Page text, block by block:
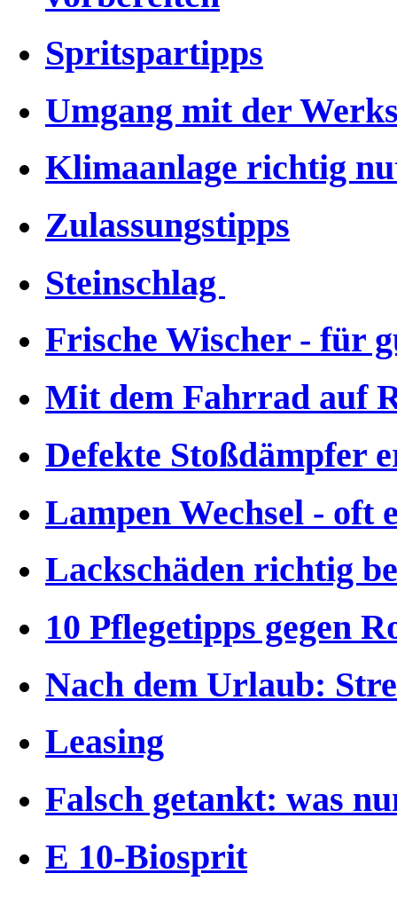
Spritspartipps
Umgang mit der
Klimaanlage richtig
Zulassungstipps
Steinschlag
Frische Wischer - für
Mit dem Fahrrad auf
Defekte Stoßdämpfer
Lampen Wechsel - oft
Lackschäden richtig
10 Pflegetipps gegen
Nach dem Urlaub:
Leasing
Falsch getankt: was
E 10-Biosprit